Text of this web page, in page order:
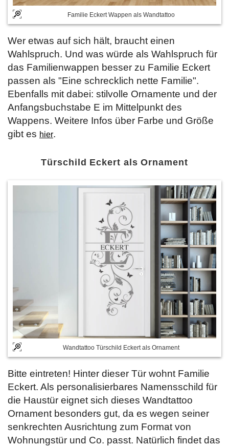
Familie Eckert Wappen als Wandtattoo
Wer etwas auf sich hält, braucht einen
Wahlspruch. Und was würde als Wahlspruch für
das Familienwappen besser zu Familie Eckert
passen als "Eine schrecklich nette Familie".
Ebenfalls mit dabei: stilvolle Ornamente und der
Anfangsbuchstabe E im Mittelpunkt des
Wappens. Weitere Infos über Farbe und Größe
gibt es hier.
Türschild Eckert als Ornament
Wandtattoo Türschild Eckert als Ornament
Bitte eintreten! Hinter dieser Tür wohnt Familie
Eckert. Als personalisierbares Namensschild für
die Haustür eignet sich dieses Wandtattoo
Ornament besonders gut, da es wegen seiner
senkrechten Ausrichtung zum Format von
Wohnungstür und Co. passt. Natürlich findet das